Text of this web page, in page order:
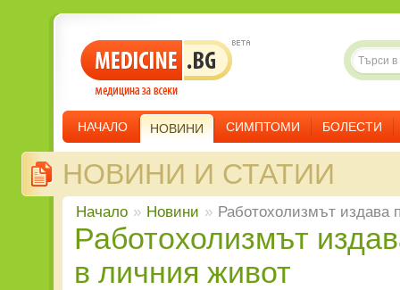
НАЧАЛО НОВИНИ СИМПТОМИ БОЛЕСТИ
НОВИНИ И СТАТИИ
Начало » Новини » Работохолизмът издава
Работохолизмът издава проблеми
в личния живот